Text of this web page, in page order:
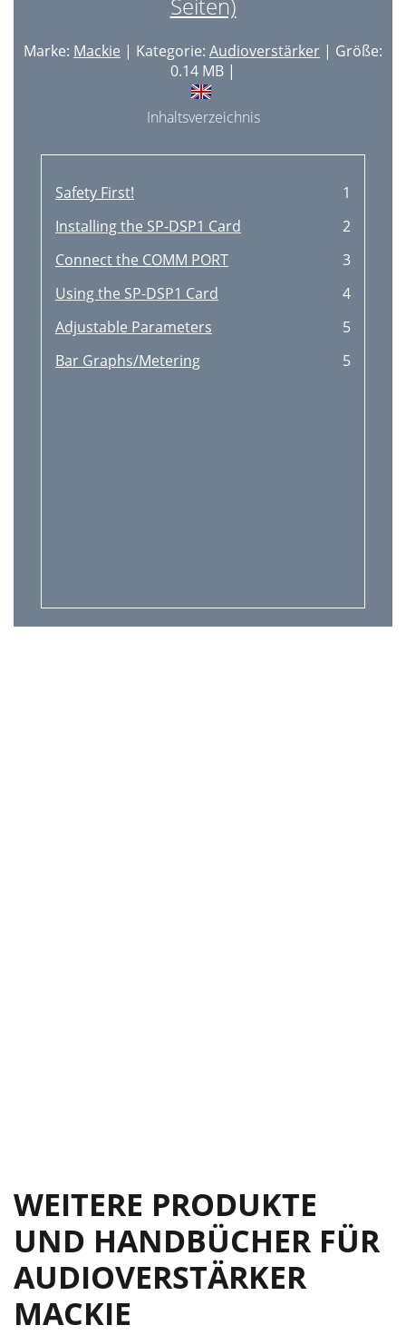
Make sure
27
SP1200 Music Controller
Marke: Mackie | Kategorie: Audioverstärker | Größe:
0.14 MB |
Inhaltsverzeichnis
Safety First!
1
Installing the SP-DSP1 Card
2
Connect the COMM PORT
3
Using the SP-DSP1 Card
4
Adjustable Parameters
5
Bar Graphs/Metering
5
WEITERE PRODUKTE
UND HANDBÜCHER FÜR
AUDIOVERSTÄRKER
MACKIE